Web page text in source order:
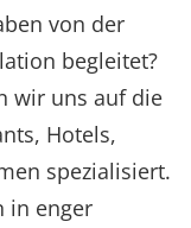
von der
begleitet?
wir uns auf die
Hotels,
spezialisiert.
in enger